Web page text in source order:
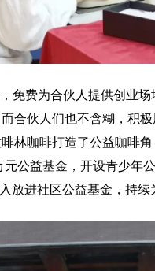
费为合伙人提供创业场
合伙人们也不含糊，积
林咖啡打造了公益咖啡
元公益基金，开设青少年
放进社区公益基金，持续